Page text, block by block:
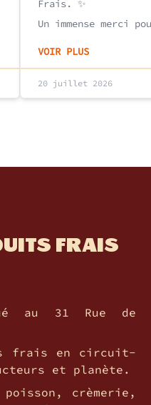
Frais. ✨
Un immense merci
VOIR PLUS
20 juillet 2026
FRAIS
au 31 Rue de
frais en circuit-
et planète.
crèmerie,